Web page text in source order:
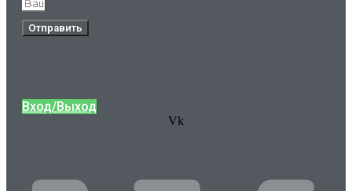
Отправить
Вход/Выход
Vk